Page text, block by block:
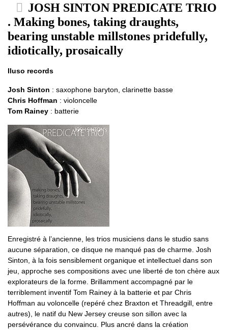
JOSH SINTON PREDICATE TRIO
. Making bones, taking draughts,
bearing unstable millstones pridefully,
idiotically, prosaically
Iluso records
Josh Sinton : saxophone baryton, clarinette basse
Chris Hoffman : violoncelle
Tom Rainey : batterie
Enregistré à l’ancienne, les trios musiciens dans le studio sans
aucune séparation, ce disque ne manqué pas de charme. Josh
Sinton, à la fois sensiblement organique et intellectuel dans son
jeu, approche ses compositions avec une liberté de ton chère aux
explorateurs de la forme. Brillamment accompagné par le
terriblement inventif Tom Rainey à la batterie et par Chris
Hoffman au voloncelle (repéré chez Braxton et Threadgill, entre
autres), le natif du New Jersey creuse son sillon avec la
persévérance du convaincu. Plus ancré dans la création